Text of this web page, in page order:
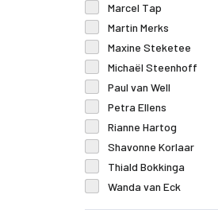
Marcel Tap
Martin Merks
Maxine Steketee
Michaël Steenhoff
Paul van Well
Petra Ellens
Rianne Hartog
Shavonne Korlaar
Thiald Bokkinga
Wanda van Eck